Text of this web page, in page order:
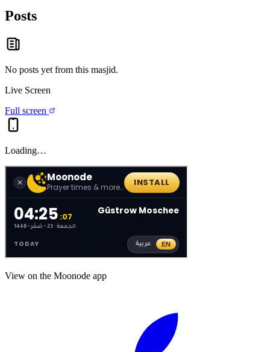
Posts
No posts yet from this masjid.
Live Screen
Full screen
Loading…
View on the Moonode app